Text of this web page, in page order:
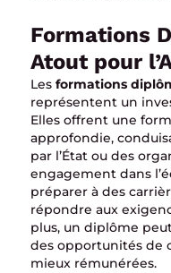
Formations
Atout pour
Les formations
représentent un
Elles offrent une
approfondie,
par l’État ou des
engagement dans
préparer à des
répondre aux
plus, un diplôme
des opportunités de
mieux rémunérées.